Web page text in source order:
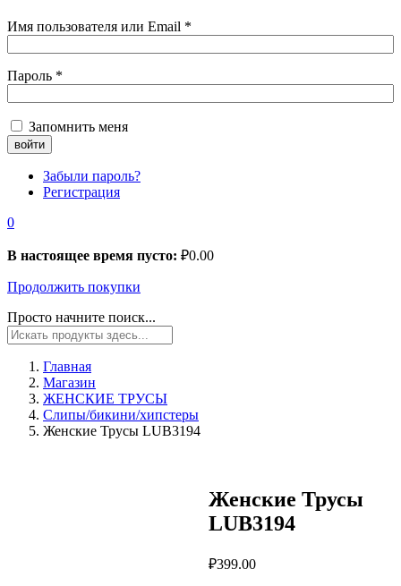
Имя пользователя или Email *
Пароль *
Запомнить меня
Забыли пароль?
Регистрация
0
В настоящее время пусто: ₽0.00
Продолжить покупки
Просто начните поиск...
Главная
Магазин
ЖЕНСКИЕ ТРУСЫ
Слипы/бикини/хипстеры
Женские Трусы LUB3194
Женские Трусы
LUB3194
₽399.00